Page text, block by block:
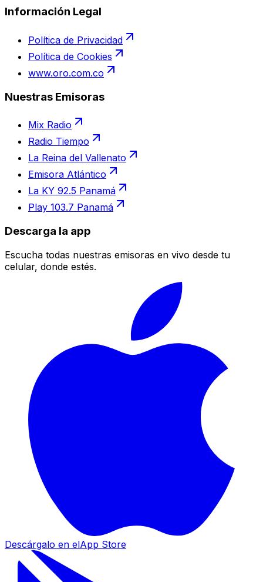
Información Legal
Política de Privacidad
Política de Cookies
www.oro.com.co
Nuestras Emisoras
Mix Radio
Radio Tiempo
La Reina del Vallenato
Emisora Atlántico
La KY 92.5 Panamá
Play 103.7 Panamá
Descarga la app
Escucha todas nuestras emisoras en vivo desde tu
celular, donde estés.
Descárgalo en elApp Store